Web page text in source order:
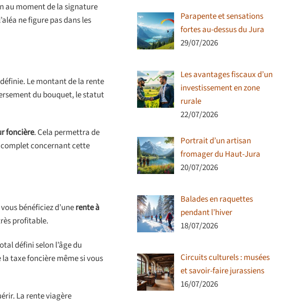
au moment de la signature
ne figure pas dans les
Le montant de la rente
du bouquet, le statut
foncière. Cela permettra de
complet concernant cette
bénéficiez d’unerente à
profitable.
défini selon l’âge du
taxe foncière même si vous
La rente viagère
Parapente et sensations
fortes au-dessus du Jura
29/07/2026
Les avantages fiscaux d’un
investissement en zone
rurale
22/07/2026
Portrait d’un artisan
fromager du Haut-Jura
20/07/2026
Balades en raquettes
pendant l’hiver
18/07/2026
Circuits culturels : musées
et savoir-faire jurassiens
16/07/2026